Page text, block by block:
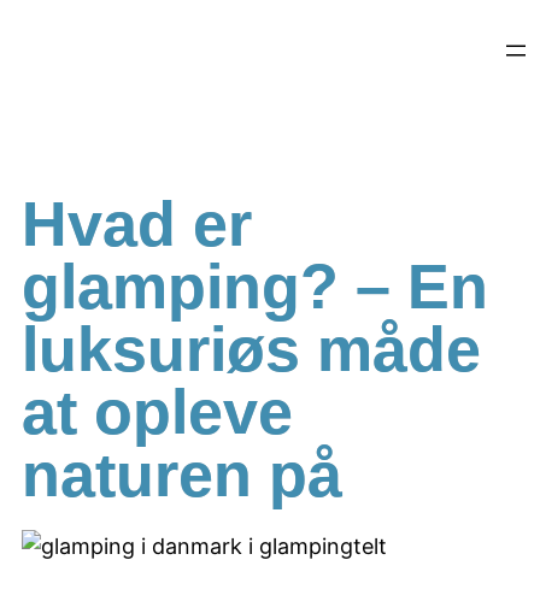
Hvad er
glamping? – En
luksuriøs måde
at opleve
naturen på